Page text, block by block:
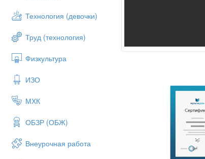
Технология (девочки)
Труд (технология)
Физкультура
ИЗО
МХК
ОБЗР (ОБЖ)
Внеурочная работа